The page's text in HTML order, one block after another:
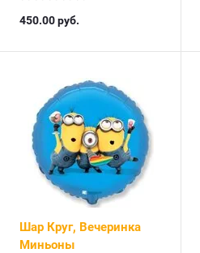
450.00руб.
Шар Круг, Вечеринка
Миньоны